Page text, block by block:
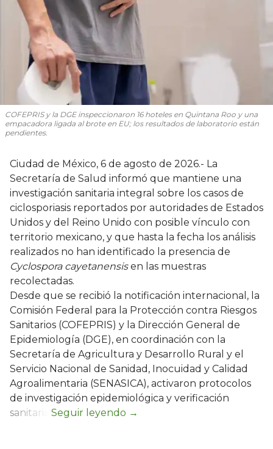
COFEPRIS y la DGE inspeccionaron 16 hoteles en Quintana Roo y una
empacadora ligada al brote en EU; los resultados de laboratorio están
pendientes.
Ciudad de México, 6 de agosto de 2026.- La
Secretaría de Salud informó que mantiene una
investigación sanitaria integral sobre los casos de
ciclosporiasis reportados por autoridades de Estados
Unidos y del Reino Unido con posible vínculo con
territorio mexicano, y que hasta la fecha los análisis
realizados no han identificado la presencia de
Cyclospora cayetanensisen las muestras
recolectadas.
Desde que se recibió la notificación internacional, la
Comisión Federal para la Protección contra Riesgos
Sanitarios (COFEPRIS) y la Dirección General de
Epidemiología (DGE), en coordinación con la
Secretaría de Agricultura y Desarrollo Rural y el
Servicio Nacional de Sanidad, Inocuidad y Calidad
Agroalimentaria (SENASICA), activaron protocolos
de investigación epidemiológica y verificación
sanitaria.